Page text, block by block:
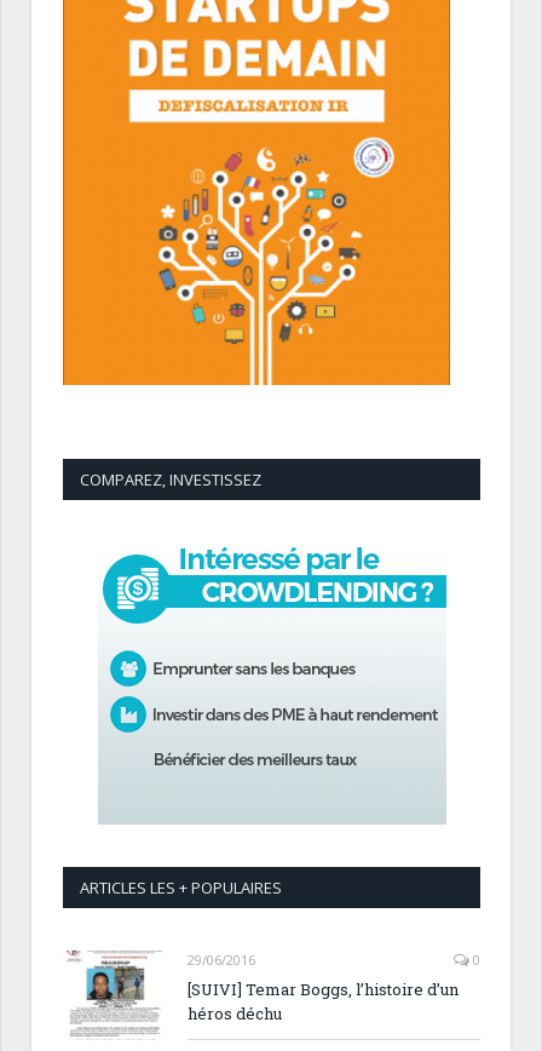
COMPAREZ, INVESTISSEZ
ARTICLES LES + POPULAIRES
29/06/2016 0
[SUIVI] Temar Boggs, l’histoire d’un
héros déchu